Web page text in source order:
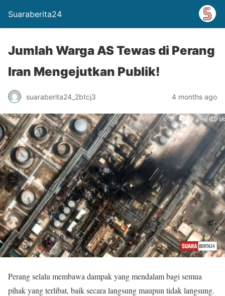
Suaraberita24
Jumlah Warga AS Tewas di Perang
Iran Mengejutkan Publik!
suaraberita24_2btcj3 4 months ago
Perang selalu membawa dampak yang mendalam bagi semua
pihak yang terlibat, baik secara langsung maupun tidak langsung.